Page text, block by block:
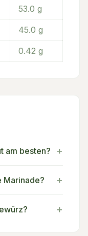
53.0 g
45.0 g
0.42 g
am besten? +
Marinade? +
+